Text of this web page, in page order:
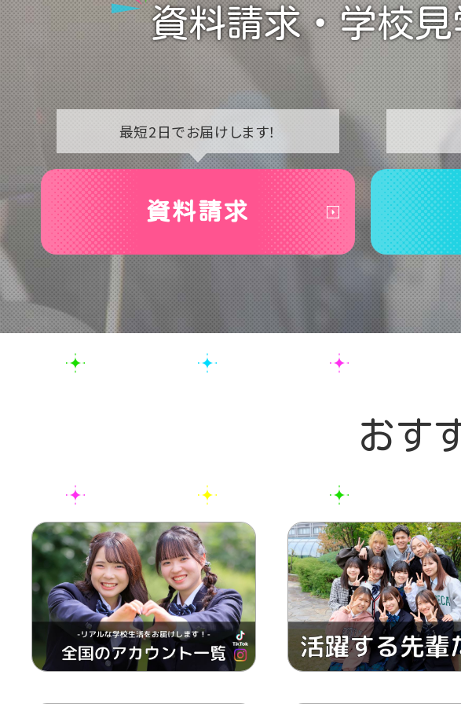
資料請求・学校見
最短2日でお届けします！
資料請求
おす